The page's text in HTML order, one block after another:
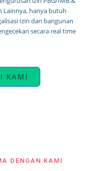
Lainnya, hanya butuh
Izin dan bangunan
secara real time
KAMI
DENGAN KAMI